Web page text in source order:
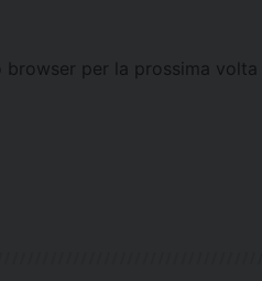
per la prossima